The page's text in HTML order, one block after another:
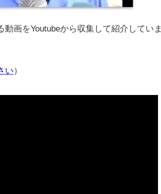
画をYoutubeから収集して紹介していま
い）